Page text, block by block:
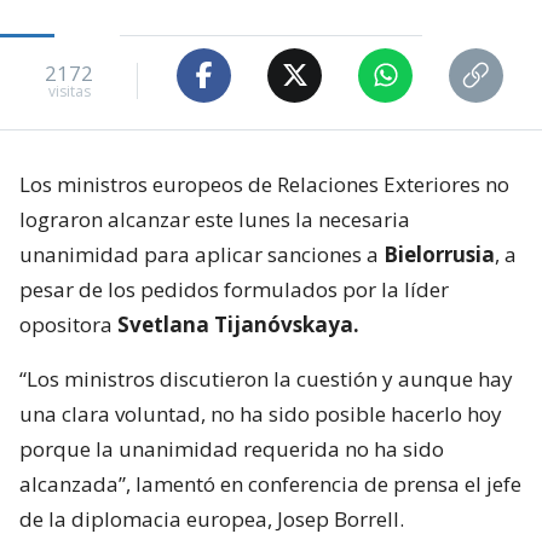
2172
visitas
Los ministros europeos de Relaciones Exteriores no
lograron alcanzar este lunes la necesaria
unanimidad para aplicar sanciones a Bielorrusia, a
pesar de los pedidos formulados por la líder
opositora Svetlana Tijanóvskaya.
“Los ministros discutieron la cuestión y aunque hay
una clara voluntad, no ha sido posible hacerlo hoy
porque la unanimidad requerida no ha sido
alcanzada”, lamentó en conferencia de prensa el jefe
de la diplomacia europea, Josep Borrell.